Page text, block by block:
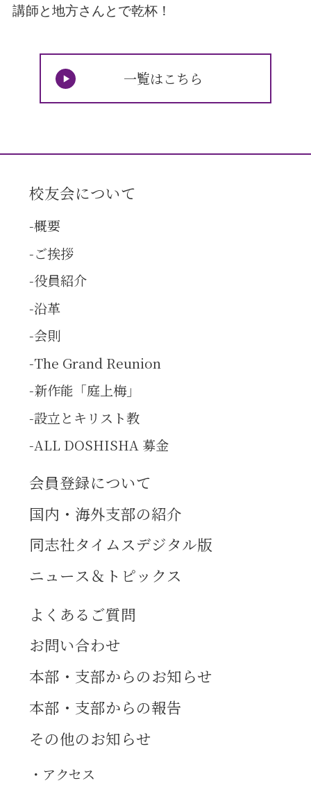
講師と地方さんとで乾杯！
一覧はこちら
校友会について
概要
ご挨拶
役員紹介
沿革
会則
The Grand Reunion
新作能「庭上梅」
設立とキリスト教
ALL DOSHISHA 募金
会員登録について
国内・海外支部の紹介
同志社タイムスデジタル版
ニュース＆トピックス
よくあるご質問
お問い合わせ
本部・支部からのお知らせ
本部・支部からの報告
その他のお知らせ
アクセス